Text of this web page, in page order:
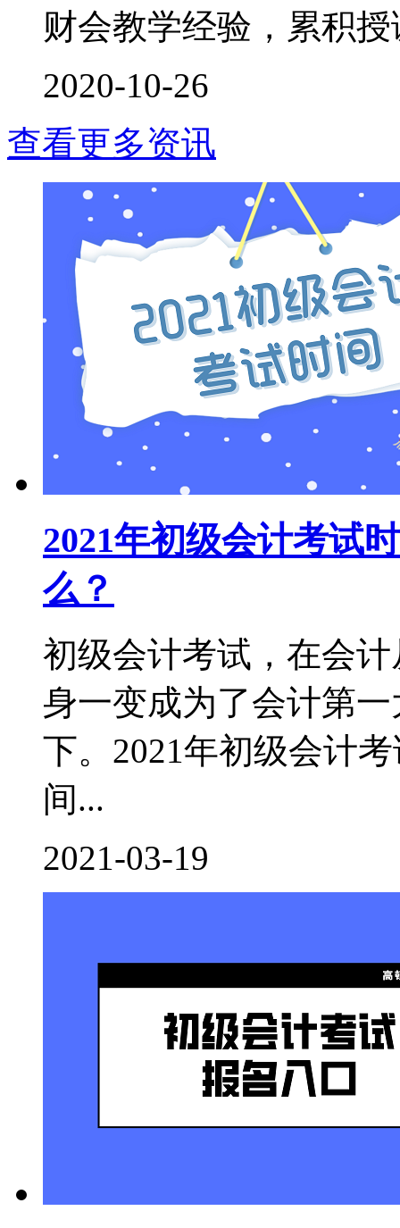
财会教学经验，累积
2020-10-26
查看更多资讯
2021年初级会计考试
么？
初级会计考试，在会
身一变成为了会计第
下。2021年初级会计
间...
2021-03-19